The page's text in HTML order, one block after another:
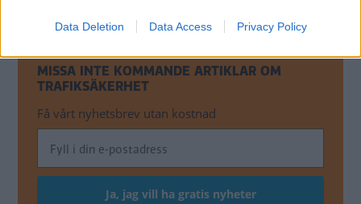
Data Deletion Data Access Privacy Policy
MISSA INTE KOMMANDE ARTIKLAR OM
TRAFIKSÄKERHET
Få vårt nyhetsbrev utan kostnad